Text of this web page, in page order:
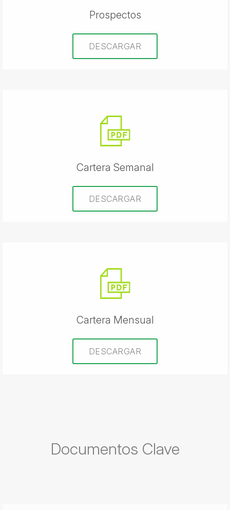
Prospectos
DESCARGAR
Cartera Semanal
DESCARGAR
Cartera Mensual
DESCARGAR
Documentos Clave